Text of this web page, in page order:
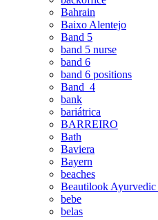
Bahrain
Baixo Alentejo
Band 5
band 5 nurse
band 6
band 6 positions
Band_4
bank
bariátrica
BARREIRO
Bath
Baviera
Bayern
beaches
Beautilook
bebe
belas